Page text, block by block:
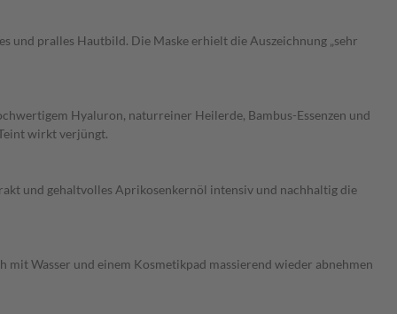
pralles Hautbild. Die Maske erhielt die Auszeichnung „sehr
Hyaluron, naturreiner Heilerde, Bambus-Essenzen und
wirkt verjüngt.
und gehaltvolles Aprikosenkernöl intensiv und nachhaltig die
Wasser und einem Kosmetikpad massierend wieder abnehmen